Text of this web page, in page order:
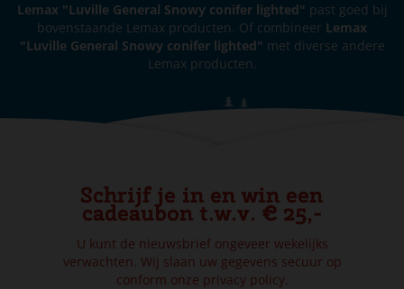
Lemax "Luville General Snowy conifer lighted" past goed bij
bovenstaande Lemax producten. Of combineer Lemax
"Luville General Snowy conifer lighted" met diverse andere
Lemax producten.
Schrijf je in en win een
cadeaubon t.w.v. € 25,-
U kunt de nieuwsbrief ongeveer wekelijks
verwachten. Wij slaan uw gegevens secuur op
conform onze privacy policy.